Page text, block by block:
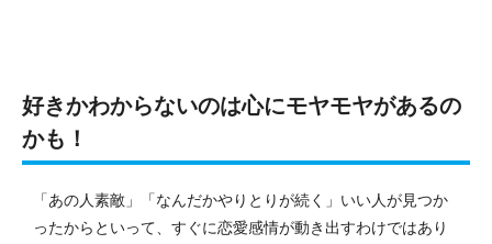
好きかわからないのは心にモヤモヤがあるの
かも！
「あの人素敵」「なんだかやりとりが続く」いい人が見つか
ったからといって、すぐに恋愛感情が動き出すわけではあり